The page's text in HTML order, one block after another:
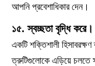
আপনি প্রবেশাধিকার দেন।
১৫. স্বচ্ছতা বৃদ্ধি করে।
একটি শক্তিশালী
ত্রুটিগুলোকে এড়িয়ে চলতে